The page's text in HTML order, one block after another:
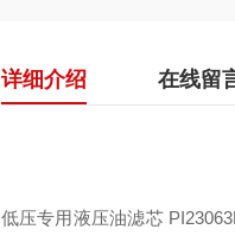
详细介绍 在线留
低压专用液压油滤芯